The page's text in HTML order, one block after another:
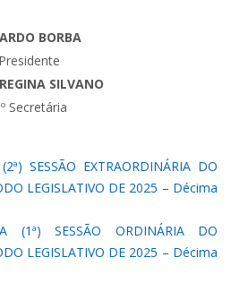
BORBA
Presidente
SILVANO
Secretária
SESSÃO EXTRAORDINÁRIA DO
LEGISLATIVO DE 2025 – Décima
(1ª) SESSÃO ORDINÁRIA DO
LEGISLATIVO DE 2025 – Décima